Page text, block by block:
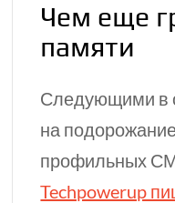
Чем еще
памяти
Следующими в
на
профильных
Techpowerup